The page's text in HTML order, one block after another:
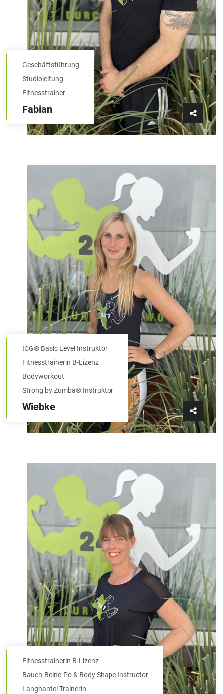
Geschäftsführung
Studioleitung
Fitnesstrainer
Fabian
ICG® Basic Level Instruktor
Fitnesstrainerin B-Lizenz
Bodyworkout
Strong by Zumba® Instruktor
Wiebke
Fitnesstrainerin B-Lizenz
Bauch-Beine-Po & Body Shape Instructor
Langhantel Trainerin